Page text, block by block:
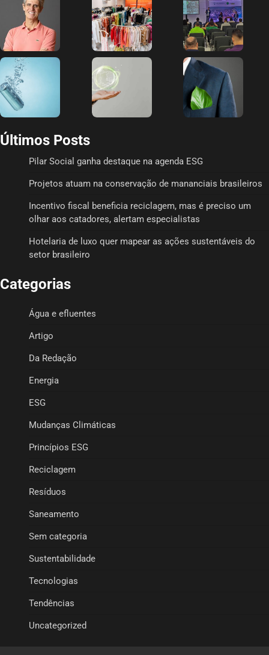
Últimos Posts
Pilar Social ganha destaque na agenda ESG
Projetos atuam na conservação de mananciais brasileiros
Incentivo fiscal beneficia reciclagem, mas é preciso um
olhar aos catadores, alertam especialistas
Hotelaria de luxo quer mapear as ações sustentáveis do
setor brasileiro
Categorias
Água e efluentes
Artigo
Da Redação
Energia
ESG
Mudanças Climáticas
Princípios ESG
Reciclagem
Resíduos
Saneamento
Sem categoria
Sustentabilidade
Tecnologias
Tendências
Uncategorized